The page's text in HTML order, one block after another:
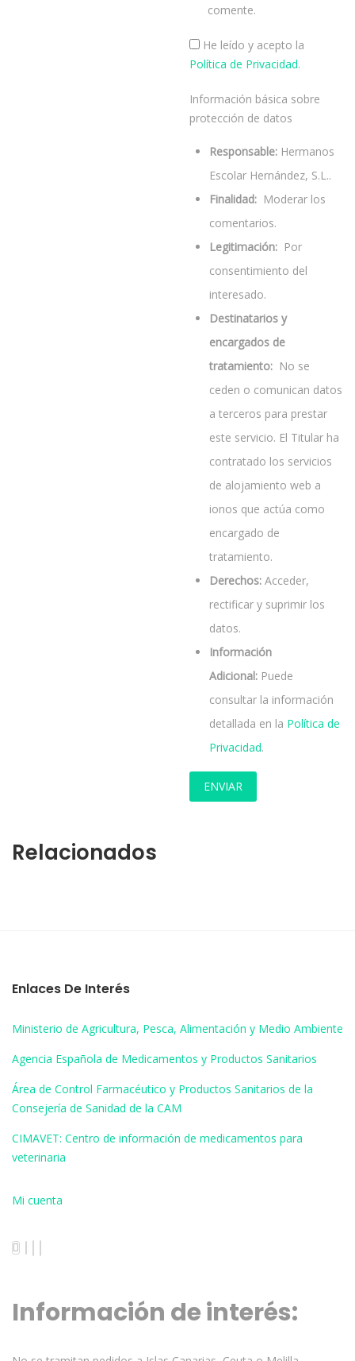
comente.
He leído y acepto la
Política de Privacidad.
Información básica sobre
protección de datos
Responsable: Hermanos
Escolar Hernández, S.L..
Finalidad: Moderar los
comentarios.
Legitimación: Por
consentimiento del
interesado.
Destinatarios y
encargados de
tratamiento: No se
ceden o comunican datos
a terceros para prestar
este servicio. El Titular ha
contratado los servicios
de alojamiento web a
ionos que actúa como
encargado de
tratamiento.
Derechos: Acceder,
rectificar y suprimir los
datos.
Información
Adicional: Puede
consultar la información
detallada en la Política de
Privacidad.
Relacionados
Enlaces De Interés
Ministerio de Agricultura, Pesca, Alimentación y Medio Ambiente
Agencia Española de Medicamentos y Productos Sanitarios
Área de Control Farmacéutico y Productos Sanitarios de la
Consejería de Sanidad de la CAM
CIMAVET: Centro de información de medicamentos para
veterinaria
Mi cuenta
Información de interés: